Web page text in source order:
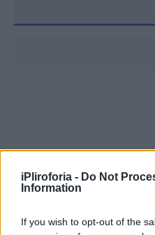
iPliroforia - Do Not
Information
If you wish to opt-out of the